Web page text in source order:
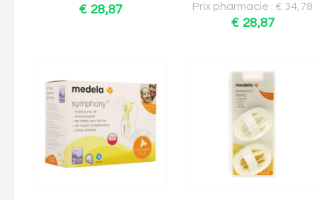
€ 28,87
Prix pharmacie : € 34,78
€ 28,87